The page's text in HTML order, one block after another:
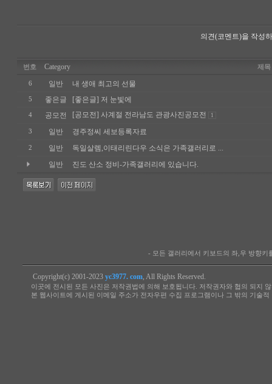
의견(코멘트)을 작성
번호 Category 제목
6 일반 내 생애 최고의 선물
5 좋은글 [좋은글] 저 눈빛에
4 공모전 [공모전] 사계절 전라남도 관광사진공모전 1
3 일반 경주정씨 세보등록자료
2 일반
독일살렘,이태리린다우 소식은 가족갤러리로 ...
일반
진도 산소 정비-가족갤러리에 있습니다.
- 모든 갤러리에서 키보드의 좌,우 방향키
Copyright(c) 2001-2023 yc3977. com, All Rights Reserved.
이곳에 전시된 모든 사진은 저작권법에 의해 보호됩니다. 저작권자와 협의 되지
본 웹사이트에 게시된 이메일 주소가 전자우편 수집 프로그램이나 그 밖의 기술